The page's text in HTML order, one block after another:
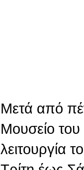
Μετά από
Μουσείο του
λειτουργία